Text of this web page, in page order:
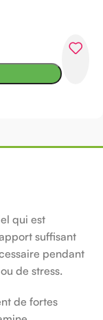
qui est
suffisant
pendant
de stress.
de fortes